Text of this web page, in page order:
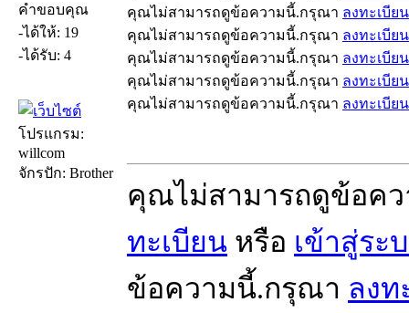
คำขอบคุณ
-ได้ให้: 19
-ได้รับ: 4
โปรแกรม:
willcom
จักรปัก: Brother
คุณไม่สามารถดูข้อความนี้.กรุณา ลงทะเบียน
คุณไม่สามารถดูข้อความนี้.กรุณา ลงทะเบียน
คุณไม่สามารถดูข้อความนี้.กรุณา ลงทะเบียน
คุณไม่สามารถดูข้อความนี้.กรุณา ลงทะเบียน
คุณไม่สามารถดูข้อความนี้.กรุณา ลงทะเบียน
คุณไม่สามารถดูข้อค
ทะเบียน หรือ เข้าสู่ระ
ข้อความนี้.กรุณา ลงท